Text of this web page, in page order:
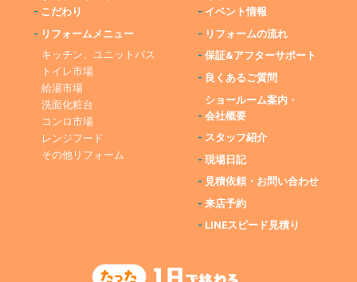
- こだわり
- リフォームメニュー
キッチン、ユニットバス
トイレ市場
給湯市場
洗面化粧台
コンロ市場
レンジフード
その他リフォーム
- イベント情報
- リフォームの流れ
-保証&アフターサポート
- 良くあるご質問
-
ショールーム案内・
会社概要
- スタッフ紹介
-現場日記
- 見積依頼・お問い合わせ
-来店予約
- LINEスピード見積り